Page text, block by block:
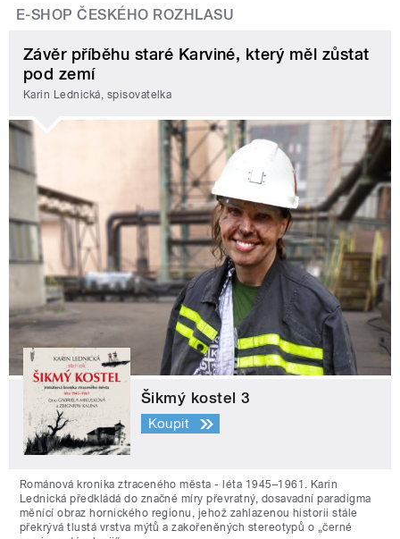
E-SHOP ČESKÉHO ROZHLASU
Závěr příběhu staré Karviné, který měl zůstat
pod zemí
Karin Lednická, spisovatelka
Šikmý kostel 3
Koupit
Románová kronika ztraceného města - léta 1945–1961. Karin
Lednická předkládá do značné míry převratný, dosavadní paradigma
měnící obraz hornického regionu, jehož zahlazenou historii stále
překrývá tlustá vrstva mýtů a zakořeněných stereotypů o „černé